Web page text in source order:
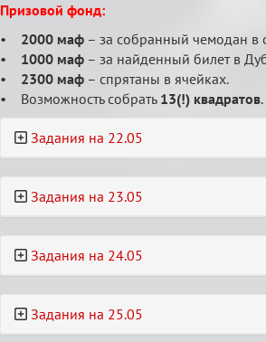
Призовой фонд:
• 2000 маф – за собранный чемодан в
• 1000 маф – за найденный билет в
• 2300 маф – спрятаны в ячейках.
• Возможность собрать 13(!) квадратов.
Задания на 22.05
Задания на 23.05
Задания на 24.05
Задания на 25.05